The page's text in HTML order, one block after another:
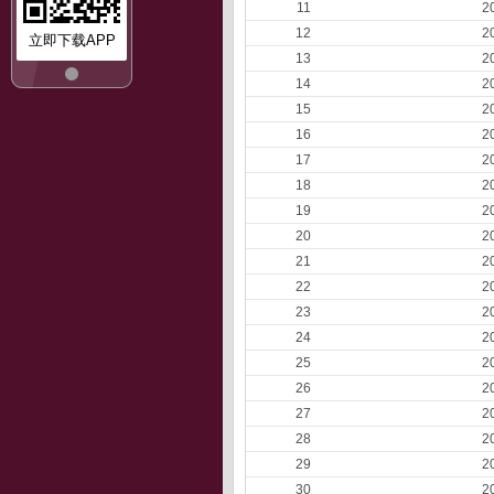
立即下载APP
11
12
13
14
15
16
17
18
19
20
21
22
23
24
25
26
27
28
29
30